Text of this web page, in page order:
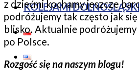
KOLEJAMI
z dziećmi kochamy jeszcze
podróżujemy tak często jak
blisko. Aktualnie podróżujemy
po Polsce.
Rozgość się na naszym blogu!